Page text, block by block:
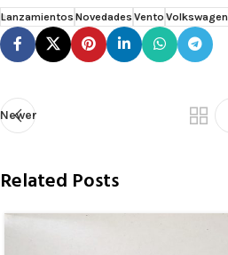
LanzamientosNovedadesVento Volkswagen
Newer
Related Posts